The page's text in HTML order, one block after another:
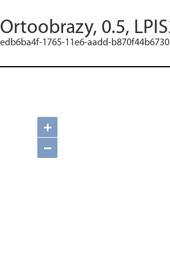
Ortoobrazy, 0.5,
edb6ba4f-1765-11e6-aadd-b870f44b6730
+
−